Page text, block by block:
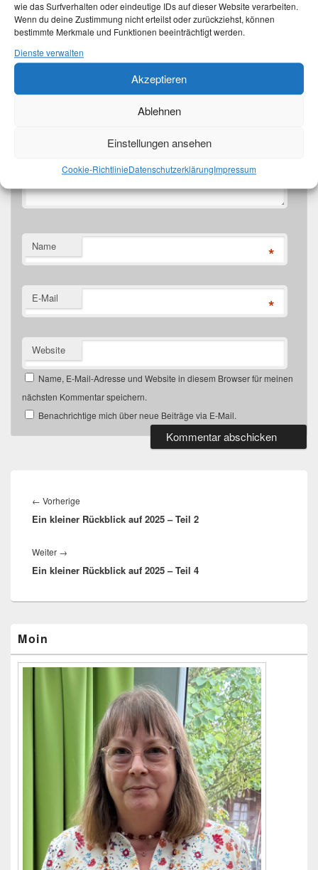
wie das Surfverhalten oder eindeutige IDs auf dieser Website verarbeiten.
Wenn du deine Zustimmung nicht erteilst oder zurückziehst, können
bestimmte Merkmale und Funktionen beeinträchtigt werden.
Dienste verwalten
Akzeptieren
Ablehnen
Einstellungen ansehen
Cookie-RichtlinieDatenschutzerklärungImpressum
sind mit*markiert
Kommentar*
Name *
E-Mail *
Website
Name, E-Mail-Adresse und Website in diesem Browser für meinen
nächsten Kommentar speichern.
Benachrichtige mich über neue Beiträge via E-Mail.
← Vorherige
Beitrag:
Ein kleiner Rückblick auf 2025 – Teil 2
Weiter →
Beitrag:
Ein kleiner Rückblick auf 2025 – Teil 4
Seitenleisten-
Widgetbereich
Moin